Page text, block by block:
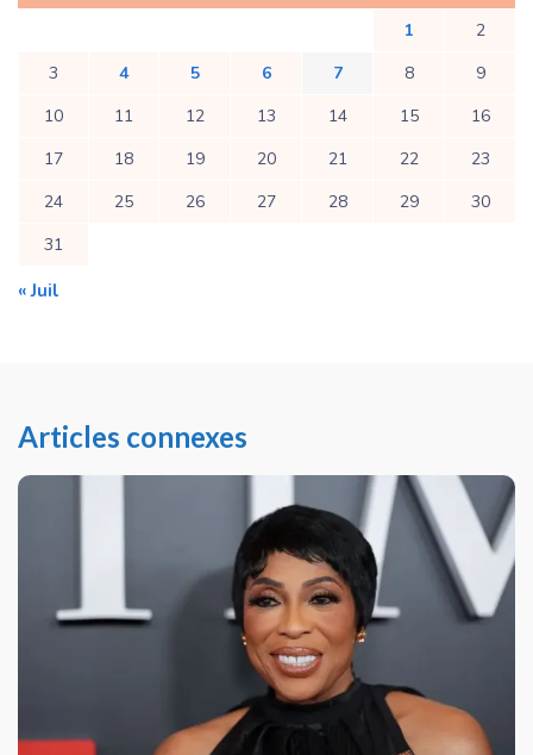
1
2
3
4 5 6 7 8
9
10
11 12 13 14 15
16
17
18 19 20 21 22
23
24
25 26 27 28 29
30
31
« Juil
Articles connexes